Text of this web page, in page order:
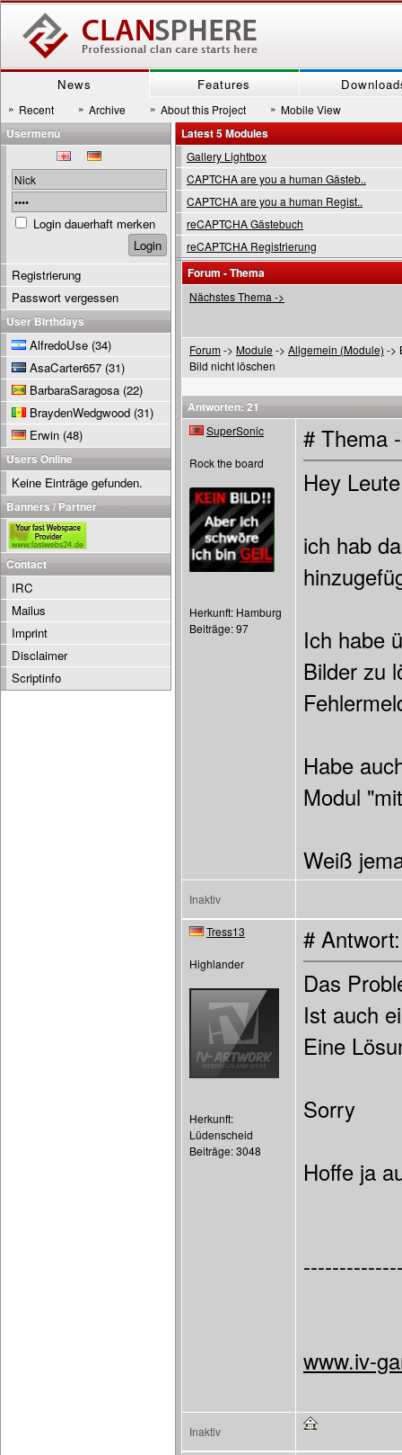
News Features
» Recent » Archive » About this Project » Mobile View
Latest 5 Modules
Gallery Lightbox
CAPTCHA are you a human Gästeb..
CAPTCHA are you a human Regist..
reCAPTCHA Gästebuch
reCAPTCHA Registrierung
Forum - Thema
Nächstes Thema ->
Forum-> Module -> Allgemein (Module) ->
Bild nicht löschen
Antworten: 21
SuperSonic
Rock the board
Herkunft: Hamburg
Beiträge: 97
# Thema
Hey
ich hab
Ich habe
Bilder zu
Habe
Modul
Weiß
Inaktiv
Tress13
Highlander
Herkunft:
Lüdenscheid
Beiträge: 3048
#
Das
Ist auch
Eine
Sorry
Hoffe ja
www.iv-
Inaktiv
Usermenu
Login dauerhaft merken
Registrierung
Passwort vergessen
User Birthdays
AlfredoUse (34)
AsaCarter657 (31)
BarbaraSaragosa (22)
BraydenWedgwood (31)
Erwin (48)
Users Online
Keine Einträge gefunden.
Banners / Partner
Contact
IRC
Mailus
Imprint
Disclaimer
Scriptinfo